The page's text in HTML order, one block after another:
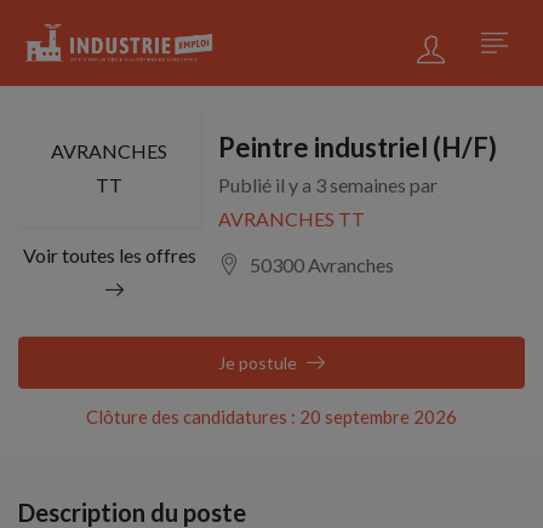
AVRANCHES
TT
Voir toutes les offres
Peintre industriel (H/F)
Publié il y a 3 semaines par
AVRANCHES TT
50300 Avranches
Clôture des candidatures : 20 septembre 2026
Je postule
Description du poste